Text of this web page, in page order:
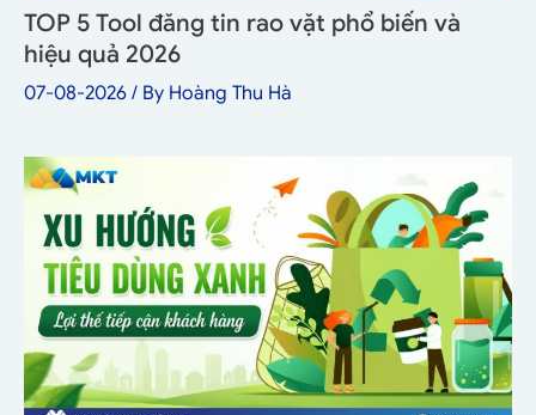
TOP 5 Tool đăng tin rao vặt phổ biến và
hiệu quả 2026
07-08-2026 / By Hoàng Thu Hà